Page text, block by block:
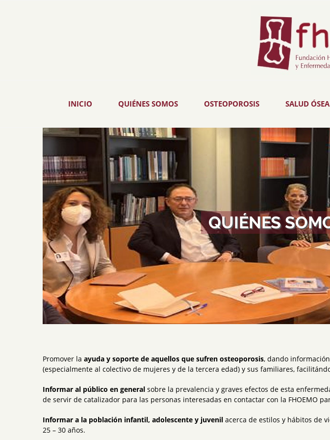
INICIO QUIÉNES SOMOS OSTEOPOROSIS SALUD ÓSEA
QUIÉNES
Promover la ayuda y soporte de aquellos que sufren osteoporosis, dando
(especialmente al colectivo de mujeres y de la tercera edad) y sus familiares,
Informar al público en general sobre la prevalencia y graves efectos de esta
de servir de catalizador para las personas interesadas en contactar con la FHOEMO
Informar a la población infantil, adolescente y juvenil acerca de estilos y hábitos de
25 – 30 años.